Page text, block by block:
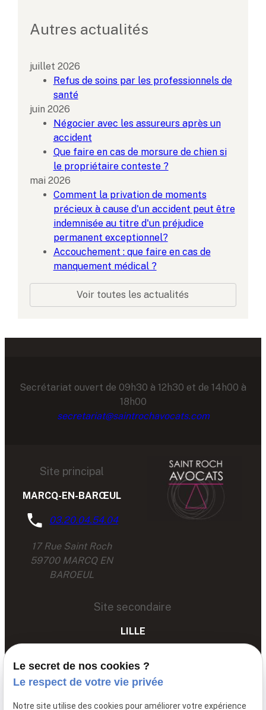
Autres actualités
juillet 2026
Refus de soins par les professionnels de
santé
juin 2026
Négocier avec les assureurs après un
accident
Que faire en cas de morsure de chien si
le propriétaire conteste ?
mai 2026
Comment la privation de moments
précieux à cause d'un accident peut être
indemnisée au titre d'un préjudice
permanent exceptionnel?
Accouchement : que faire en cas de
manquement médical ?
Voir toutes les actualités
Secrétariat ouvert de 09h30 à 12h30 et de 14h00 à
18h00
secretariat@saintrochavocats.com
Site principal
MARCQ-EN-BARŒUL
03.20.04.54.04
17 Rue Saint Roch
59700 MARCQ EN
BAROEUL
Site secondaire
LILLE
68 Av. du Peuple Belge,
Le secret de nos cookies ?
Le respect de votre vie privée
Notre site utilise des cookies pour améliorer votre expérience